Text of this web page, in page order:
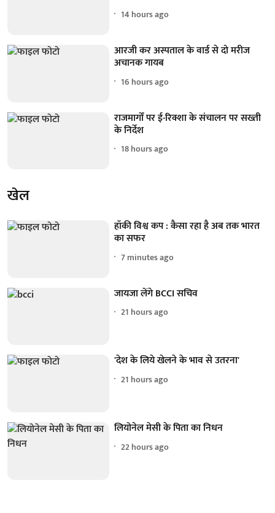
14 hours ago
आरजी कर अस्पताल के वार्ड से दो मरीज
अचानक गायब
16 hours ago
राजमार्गों पर ई-रिक्शा के संचालन पर सख्ती
के निर्देश
18 hours ago
खेल
हॉकी विश्व कप : कैसा रहा है अब तक भारत
का सफर
7 minutes ago
जायजा लेंगे BCCI सचिव
21 hours ago
'देश के लिये खेलने के भाव से उतरना'
21 hours ago
लियोनेल मेसी के पिता का निधन
22 hours ago